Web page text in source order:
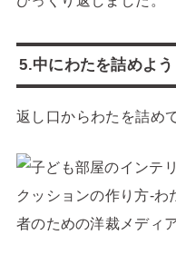
5.中にわたを詰めよう
返し口からわたを詰め